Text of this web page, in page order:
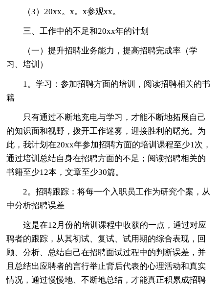
（3）20xx。x。x参观xx。
三、工作中的不足和20xx年的计划
（一）提升招聘业务能力，提高招聘完成率（学
习、培训）
1。学习：参加招聘方面的培训，阅读招聘相关的书
籍
只有通过不断地充电与学习，才能不断地拓展自己
的知识面和视野，拨开工作迷雾，迎接胜利的曙光。为
此，我计划在20xx年参加招聘方面的培训课程至少1次，
通过培训总结自身在招聘方面的不足；阅读招聘相关的
书籍至少12本，文章至少30篇。
2。招聘跟踪：将每一个入职员工作为研究个案，从
中分析招聘误差
这是在12月份的培训课程中收获的一点，通过对应
聘者的跟踪，从其初试、复试、试用期的综合表现，回
顾、分析、总结自己在招聘面试过程中的判断误差，并
且总结出应聘者的言行举止背后代表的心理活动和真实
情况，通过慢慢地、不断地总结，才能真正积累成招聘